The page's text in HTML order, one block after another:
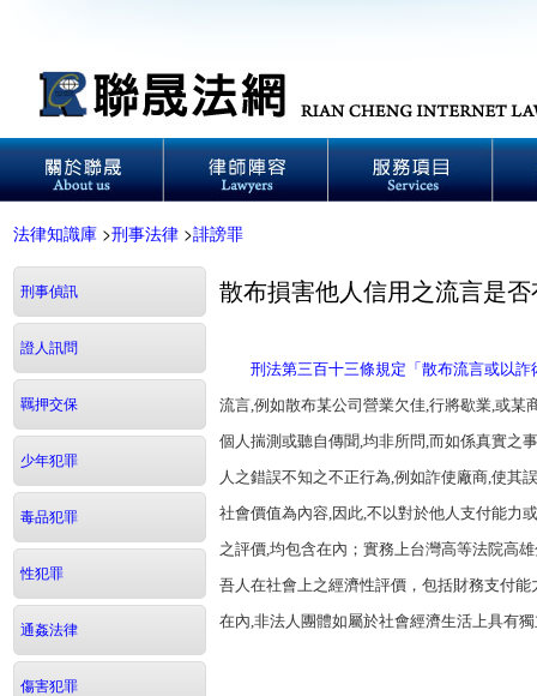
法律知識庫 >刑事法律 >誹謗罪
刑事偵訊
證人訊問
羈押交保
少年犯罪
毒品犯罪
性犯罪
通姦法律
傷害犯罪
散布損害他人信用之流言是
刑法第三百十三條規定「散布流言或以
流言,例如散布某公司營業欠佳,行將歇業,或
個人揣測或聽自傳聞,均非所問,而如係真實之
人之錯誤不知之不正行為,例如詐使廠商,使
社會價值為內容,因此,不以對於他人支付能力
之評價,均包含在內；實務上台灣高等法院高
吾人在社會上之經濟性評價，包括財務支付
在內,非法人團體如屬於社會經濟生活上具有